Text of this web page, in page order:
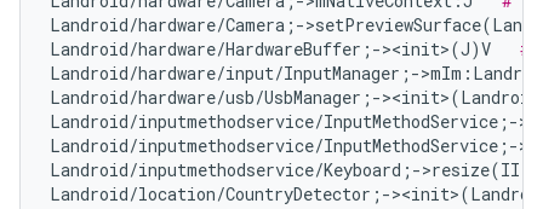
Landroid/hardware/Camera;-
Landroid/hardware/HardwareBuffer;-><init>(J)V #
Landroid/hardware/input/InputManager;-
Landroid/hardware/usb/UsbManager;-
Landroid/inputmethodservice/InputMethodService;-
Landroid/inputmethodservice/InputMethodService;-
Landroid/inputmethodservice/Keyboard;-
Landroid/location/CountryDetector;-